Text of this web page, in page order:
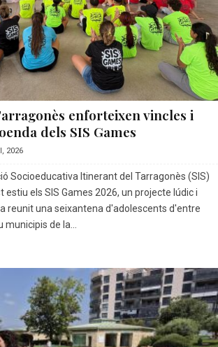
enforteixen vincles i
dels SIS Games
2026
Socioeducativa Itinerant del Tarragonès (SIS)
els SIS Games 2026, un projecte lúdic i
reunit una seixantena d'adolescents d'entre
de la...